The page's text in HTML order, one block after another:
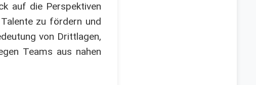
auf die Perspektiven
zu fördern und
von Drittlagen,
Teams aus nahen